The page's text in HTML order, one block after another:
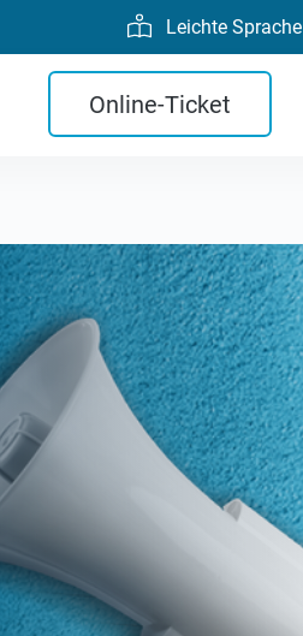
Leichte Sprache
Online-Ticket